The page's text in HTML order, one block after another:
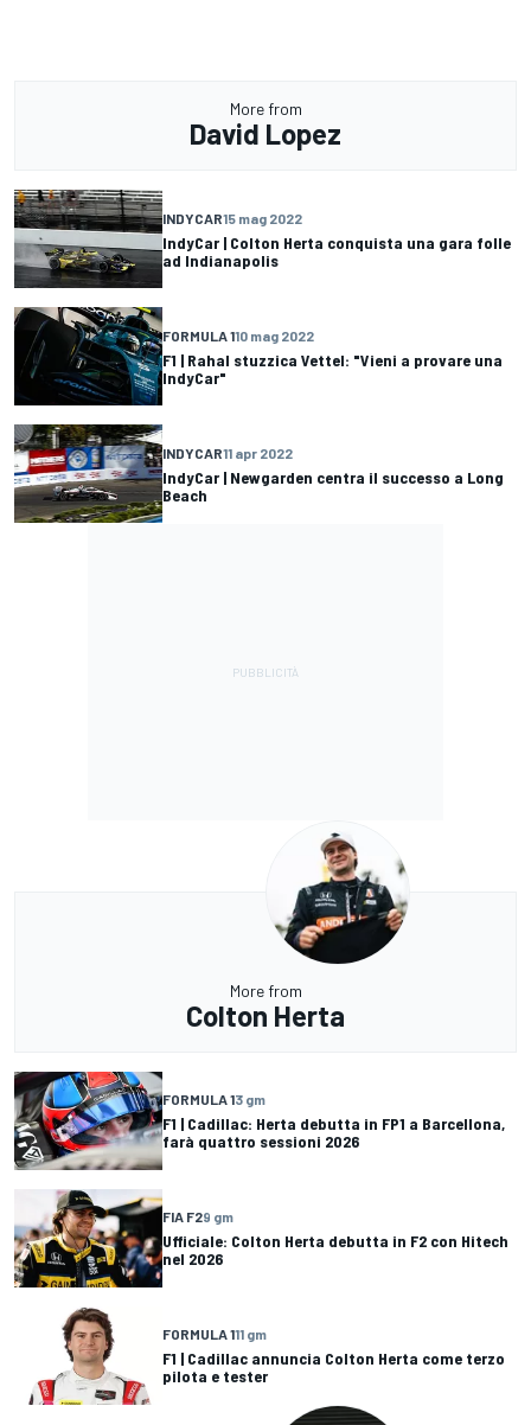
More from
David Lopez
INDYCAR15 mag 2022
IndyCar | Colton Herta conquista una gara folle
ad Indianapolis
FORMULA 110 mag 2022
F1 | Rahal stuzzica Vettel: "Vieni a provare una
IndyCar"
INDYCAR11 apr 2022
IndyCar | Newgarden centra il successo a Long
Beach
More from
Colton Herta
FORMULA 13 gm
F1 | Cadillac: Herta debutta in FP1 a Barcellona,
farà quattro sessioni 2026
FIA F29 gm
Ufficiale: Colton Herta debutta in F2 con Hitech
nel 2026
FORMULA 111 gm
F1 | Cadillac annuncia Colton Herta come terzo
pilota e tester